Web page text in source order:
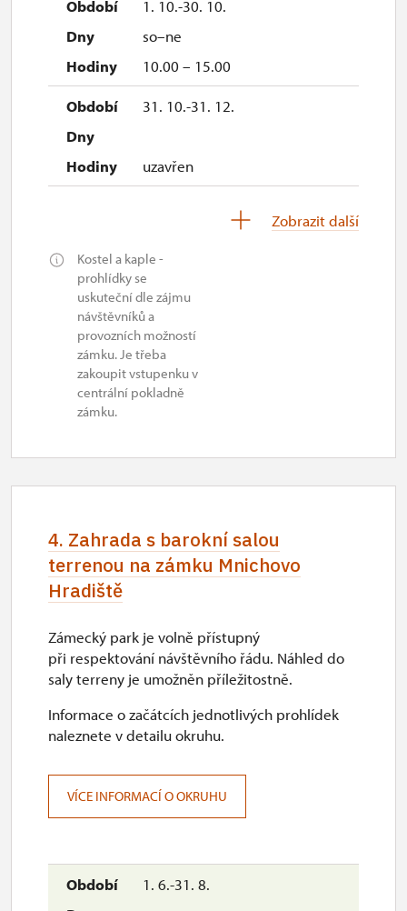
1. 10.-30. 10.
so–ne
10.00 – 15.00
31. 10.-31. 12.
uzavřen
1. 1.-31. 3.
uzavřen
Zobrazit další
Kostel a kaple -
prohlídky se
uskuteční dle zájmu
návštěvníků a
provozních možností
zámku. Je třeba
zakoupit vstupenku v
centrální pokladně
zámku.
4. Zahrada s barokní salou
terrenou na zámku Mnichovo
Hradiště
1. 6.-31. 8.
Zámecký park je volně přístupný
při respektování návštěvního řádu. Náhled do
saly terreny je umožněn příležitostně.
Informace o začátcích jednotlivých prohlídek
naleznete v detailu okruhu.
VÍCE INFORMACÍ O OKRUHU